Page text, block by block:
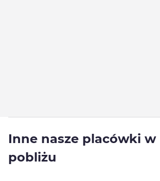
Inne nasze placówki w
pobliżu